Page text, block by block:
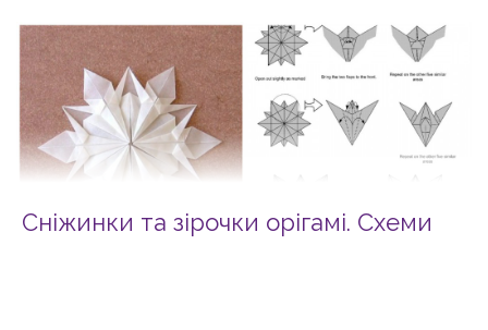
Сніжинки та зірочки орігамі. Схеми